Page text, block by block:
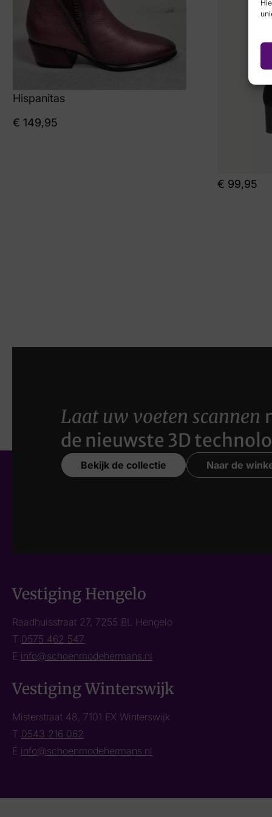
Hispanitas
€ 149,95
€ 99,95
Laat uw voeten scannen
de nieuwste 3D
Bekijk de collectie Naar de
Vestiging Hengelo
Raadhuisstraat 27, 7255 BL Hengelo
T 0575 462 547
E info@schoenmodehermans.nl
Vestiging Winterswijk
Misterstraat 48, 7101 EX Winterswijk
T 0543 216 062
E info@schoenmodehermans.nl